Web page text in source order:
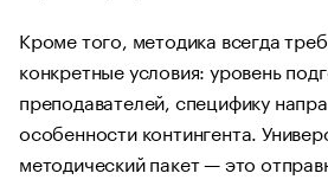
Кроме того, методика всегда
конкретные условия: уровень
преподавателей, специфику
особенности контингента.
методический пакет — это